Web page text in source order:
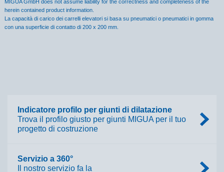
MIGUA GmbH does not assume liability for the correctness and completeness of the
herein contained product information.
La capacità di carico dei carrelli elevatori si basa su pneumatici o pneumatici in gomma
con una superficie di contatto di 200 x 200 mm.
Indicatore profilo per giunti di dilatazione
Trova il profilo giusto per giunti MIGUA per il tuo
progetto di costruzione
Servizio a 360°
Il nostro servizio fa la